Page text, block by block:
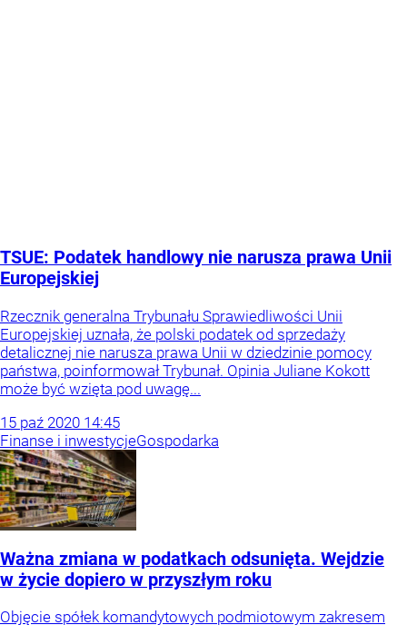
TSUE: Podatek handlowy nie narusza prawa Unii
Europejskiej
Rzecznik generalna Trybunału Sprawiedliwości Unii
Europejskiej uznała, że polski podatek od sprzedaży
detalicznej nie narusza prawa Unii w dziedzinie pomocy
państwa, poinformował Trybunał. Opinia Juliane Kokott
może być wzięta pod uwagę...
15 paź 2020 14:45
Finanse i inwestycjeGospodarka
Ważna zmiana w podatkach odsunięta. Wejdzie
w życie dopiero w przyszłym roku
Objęcie spółek komandytowych podmiotowym zakresem